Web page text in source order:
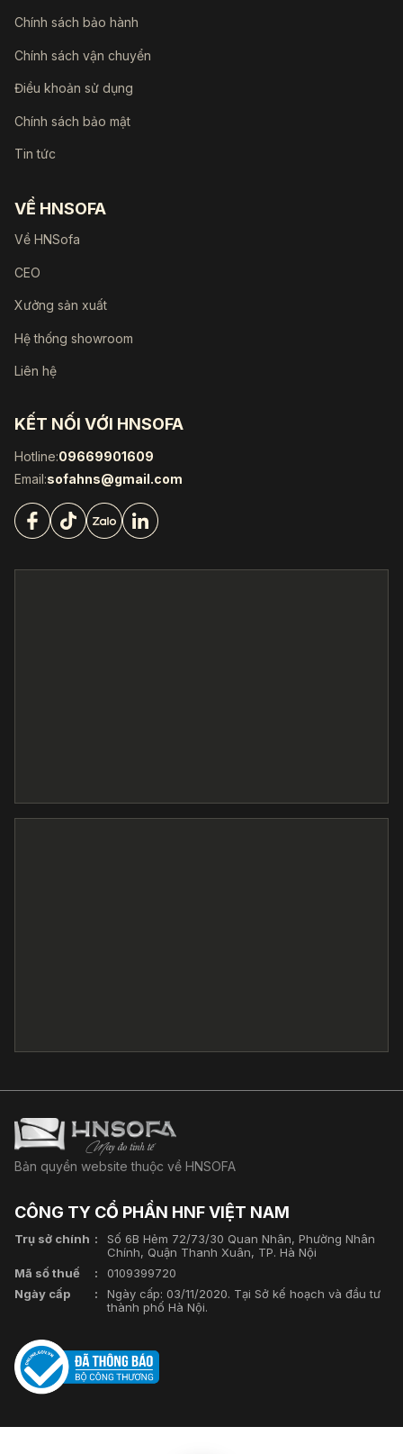
Chính sách bảo hành
Chính sách vận chuyển
Điều khoản sử dụng
Chính sách bảo mật
Tin tức
VỀ HNSOFA
Về HNSofa
CEO
Xưởng sản xuất
Hệ thống showroom
Liên hệ
KẾT NỐI VỚI HNSOFA
Hotline:09669901609
Email:sofahns@gmail.com
Bản quyền website thuộc về HNSOFA
CÔNG TY CỔ PHẦN HNF VIỆT NAM
Trụ sở chính
Số 6B Hẻm 72/73/30 Quan Nhân, Phường Nhân
Chính, Quận Thanh Xuân, TP. Hà Nội
Mã số thuế
0109399720
Ngày cấp
Ngày cấp: 03/11/2020. Tại Sở kế hoạch và đầu tư
thành phố Hà Nội.